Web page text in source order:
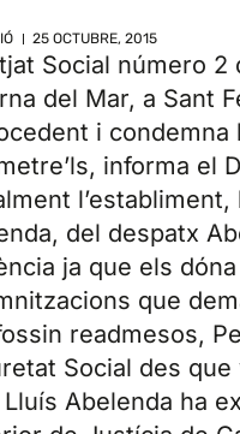
25 OCTUBRE, 2015
Social número
del Mar, a Sant
i condemna
informa el
del despatx
ja que els
que
readmesos,
Social des
Lluís Abelenda ha